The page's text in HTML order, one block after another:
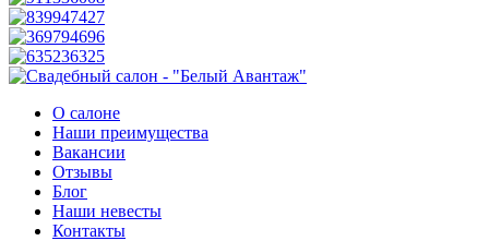
О салоне
Наши преимущества
Вакансии
Отзывы
Блог
Наши невесты
Контакты